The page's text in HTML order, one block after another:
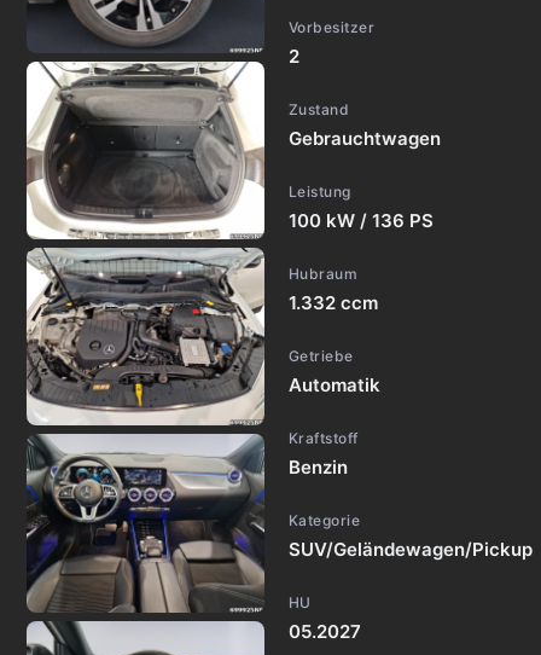
Vorbesitzer
2
Zustand
Gebrauchtwagen
Leistung
100 kW / 136 PS
Hubraum
1.332 ccm
Getriebe
Automatik
Kraftstoff
Benzin
Kategorie
SUV/Geländewagen/Pickup
HU
05.2027